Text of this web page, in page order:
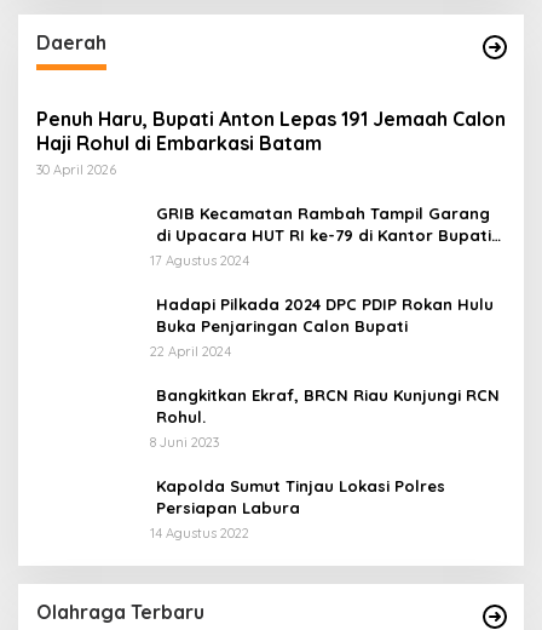
Daerah
Penuh Haru, Bupati Anton Lepas 191 Jemaah Calon
Haji Rohul di Embarkasi Batam
30 April 2026
GRIB Kecamatan Rambah Tampil Garang
di Upacara HUT RI ke-79 di Kantor Bupati
Rokan Hulu!
17 Agustus 2024
Hadapi Pilkada 2024 DPC PDIP Rokan Hulu
Buka Penjaringan Calon Bupati
22 April 2024
Bangkitkan Ekraf, BRCN Riau Kunjungi RCN
Rohul.
8 Juni 2023
Kapolda Sumut Tinjau Lokasi Polres
Persiapan Labura
14 Agustus 2022
Olahraga Terbaru